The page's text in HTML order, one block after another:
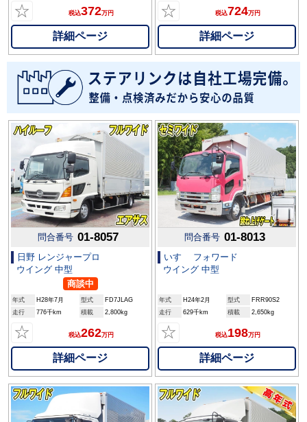
☆ 税込372万円
詳細ページ
☆ 税込724万円
詳細ページ
問合番号 01-8057
日野 レンジャープロ
ウイング 中型
商談中
年式 H28年7月 型式
FD7JLAG
走行
776千km 積載 2,800kg
☆ 税込262万円
詳細ページ
問合番号 01-8013
いすゞ フォワード
ウイング 中型
年式 H24年2月 型式
FRR90S2
走行
629千km 積載 2,650kg
☆ 税込198万円
詳細ページ